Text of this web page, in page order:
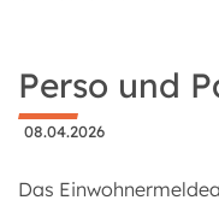
Perso und
08.04.2026
Das